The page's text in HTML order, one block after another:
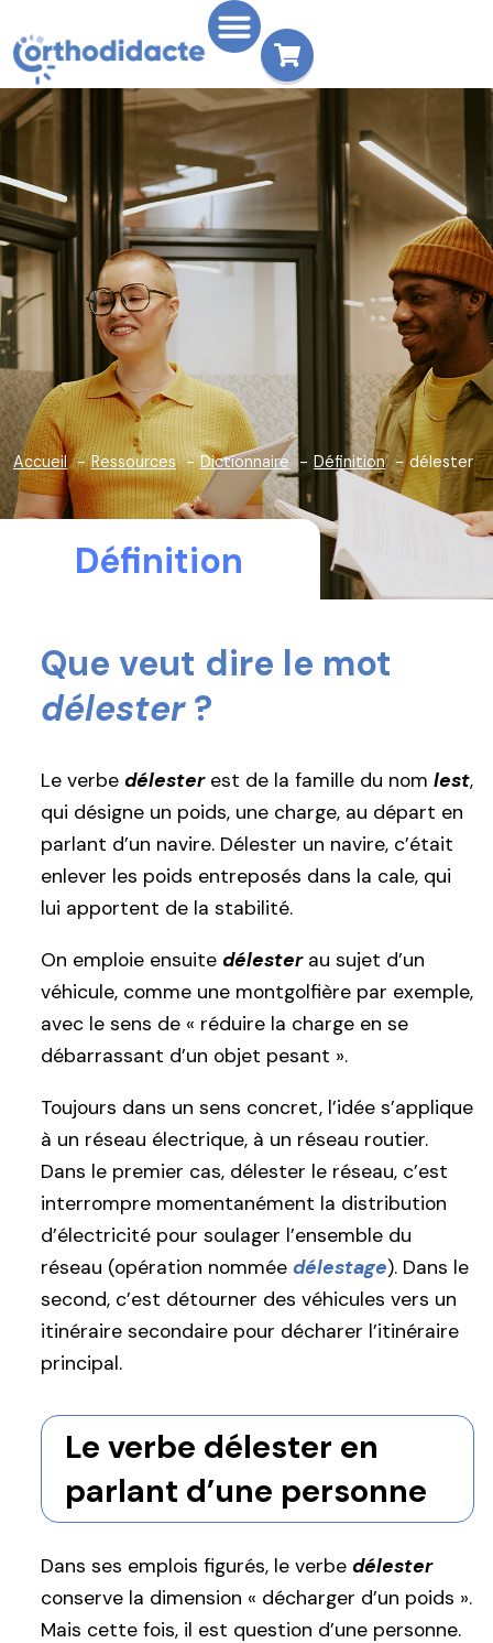
Accueil Ressources Dictionnaire Définition délester
Définition
Que veut dire le mot
délester?
Le verbe délesterest de la famille du nom lest,
qui désigne un poids, une charge, au départ en
parlant d’un navire. Délester un navire, c’était
enlever les poids entreposés dans la cale, qui
lui apportent de la stabilité.
On emploie ensuite délesterau sujet d’un
véhicule, comme une montgolfière par exemple,
avec le sens de « réduire la charge en se
débarrassant d’un objet pesant ».
Toujours dans un sens concret, l’idée s’applique
à un réseau électrique, à un réseau routier.
Dans le premier cas, délester le réseau, c’est
interrompre momentanément la distribution
d’électricité pour soulager l’ensemble du
réseau (opération nommée délestage). Dans le
second, c’est détourner des véhicules vers un
itinéraire secondaire pour décharer l’itinéraire
principal.
Le verbe délester en
parlant d’une personne
Dans ses emplois figurés, le verbe délester
conserve la dimension « décharger d’un poids ».
Mais cette fois, il est question d’une personne.